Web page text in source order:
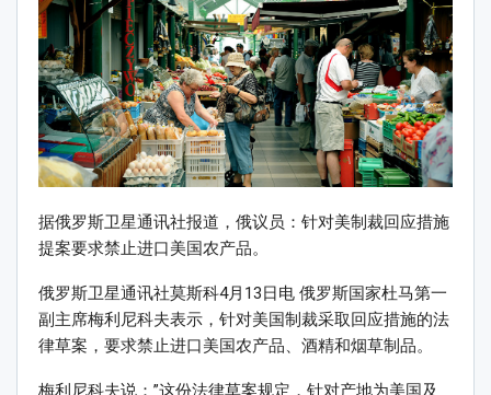
据俄罗斯卫星通讯社报道，俄议员：针对美制裁回应措施
提案要求禁止进口美国农产品。
俄罗斯卫星通讯社莫斯科4月13日电 俄罗斯国家杜马第一
副主席梅利尼科夫表示，针对美国制裁采取回应措施的法
律草案，要求禁止进口美国农产品、酒精和烟草制品。
梅利尼科夫说：”这份法律草案规定，针对产地为美国及